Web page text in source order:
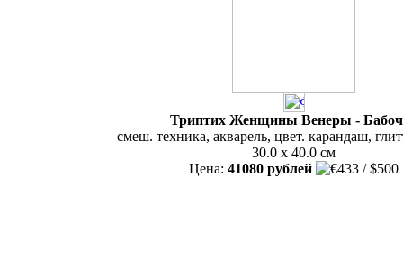
Триптих Женщины Венеры -
смеш. техника, акварель, цвет. карандаш,
30.0 x 40.0 см
Цена: 41080 рублей